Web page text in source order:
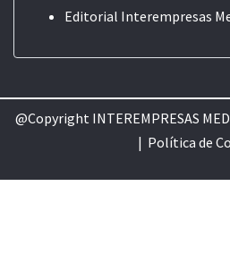
Editorial Interempresas
@Copyright INTEREMPRESAS
| Política de